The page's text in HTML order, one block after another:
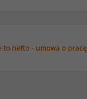
to netto - umowa o pracę